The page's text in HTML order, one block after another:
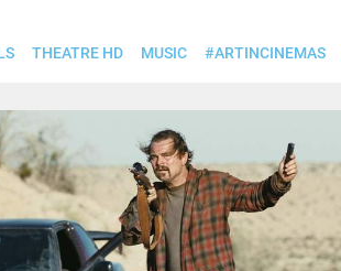
THEATRE HD MUSIC #ARTINCINEMAS